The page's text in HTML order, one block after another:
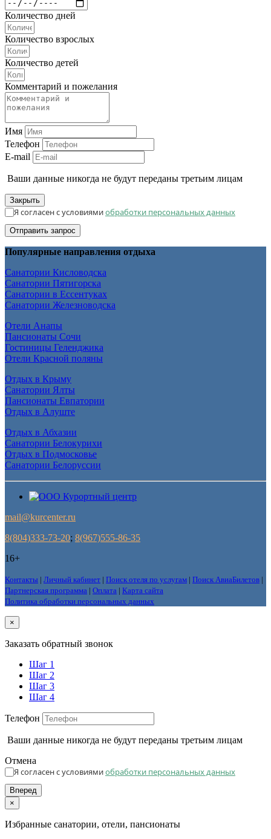
Количество дней
Количество взрослых
Количество детей
Комментарий и пожелания
Имя
Телефон
E-mail
Ваши данные никогда не будут переданы третьим лицам
Закрыть
Я согласен с условиямиобработки персональных данных
Отправить запрос
Популярные направления отдыха
Санатории Кисловодска
Санатории Пятигорска
Санатории в Ессентуках
Санатории Железноводска
Отели Анапы
Пансионаты Сочи
Гостиницы Геленджика
Отели Красной поляны
Отдых в Крыму
Санатории Ялты
Пансионаты Евпатории
Отдых в Алуште
Отдых в Абхазии
Санатории Белокурихи
Отдых в Подмосковье
Санатории Белоруссии
mail@kurcenter.ru
8(804)333-73-20; 8(967)555-86-35
16+
Контакты | Личный кабинет | Поиск отеля по услугам | Поиск АвиаБилетов |
Партнерская программа | Оплата | Карта сайта
Политика обработки персональных данных
×
Заказать обратный звонок
Шаг 1
Шаг 2
Шаг 3
Шаг 4
Телефон
Ваши данные никогда не будут переданы третьим лицам
Отмена
Я согласен с условиямиобработки персональных данных
Вперед
×
Избранные санатории, отели, пансионаты